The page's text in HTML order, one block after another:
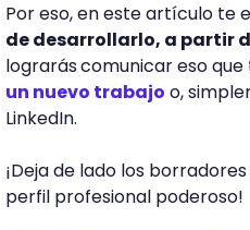
Por eso, en este artículo te
de desarrollarlo, a partir
lograráscomunicar eso
un nuevo trabajo o,
LinkedIn.
¡Deja de lado los
perfil profesional poderoso!